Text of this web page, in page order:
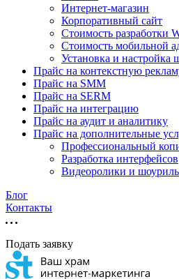
Интернет-магазин
Корпоративный сайт
Стоимость разработки
Стоимость мобильной
Установка и настройка
Прайс на контекстную
Прайс на SMM
Прайс на SERM
Прайс на интеграцию
Прайс на аудит и аналитику
Прайс на дополнительные
Профессиональный
Разработка интерфейсов
Видеоролики и
Блог
Контакты
Подать заявку